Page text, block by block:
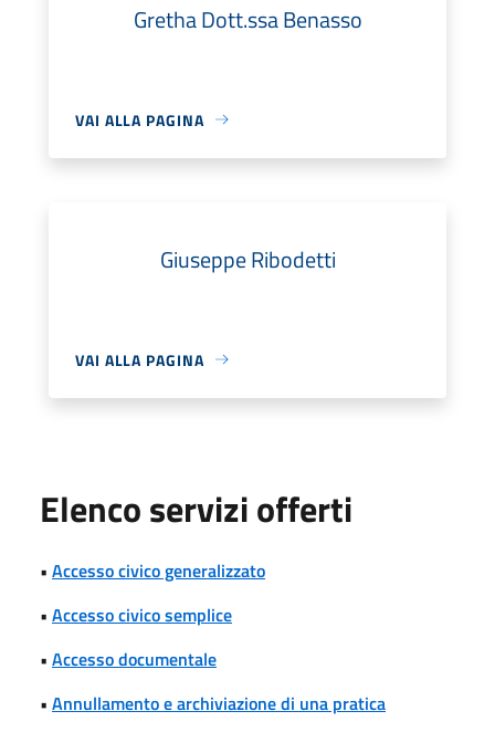
Gretha Dott.ssa Benasso
VAI ALLA PAGINA
Giuseppe Ribodetti
VAI ALLA PAGINA
Elenco servizi offerti
• Accesso civico generalizzato
• Accesso civico semplice
• Accesso documentale
• Annullamento e archiviazione di una pratica